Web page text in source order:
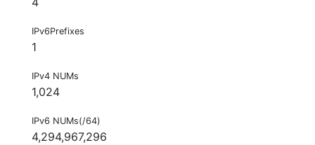
IPv6Prefixes
1
IPv4 NUMs
1,024
IPv6 NUMs(/64)
4,294,967,296